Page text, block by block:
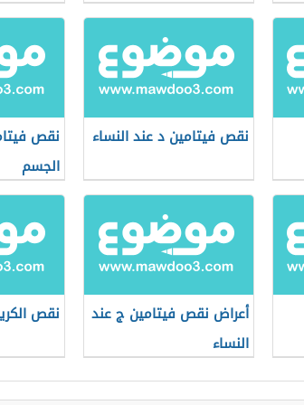
نقص فيتامين د عند النساء
نقص
الجسم
أعراض نقص فيتامين ج عند
النساء
نقص